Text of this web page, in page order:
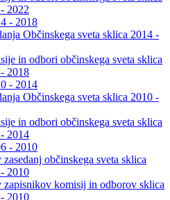
2022
- 2018
Občinskega sveta sklica 2014 -
in odbori občinskega sveta sklica
2018
- 2014
Občinskega sveta sklica 2010 -
in odbori občinskega sveta sklica
2014
- 2010
občinskega sveta sklica
2010
zapisnikov komisij in odborov sklica
2010